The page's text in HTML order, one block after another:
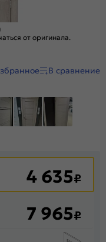
от оригинала.
В сравнение
4 635₽
7 965₽